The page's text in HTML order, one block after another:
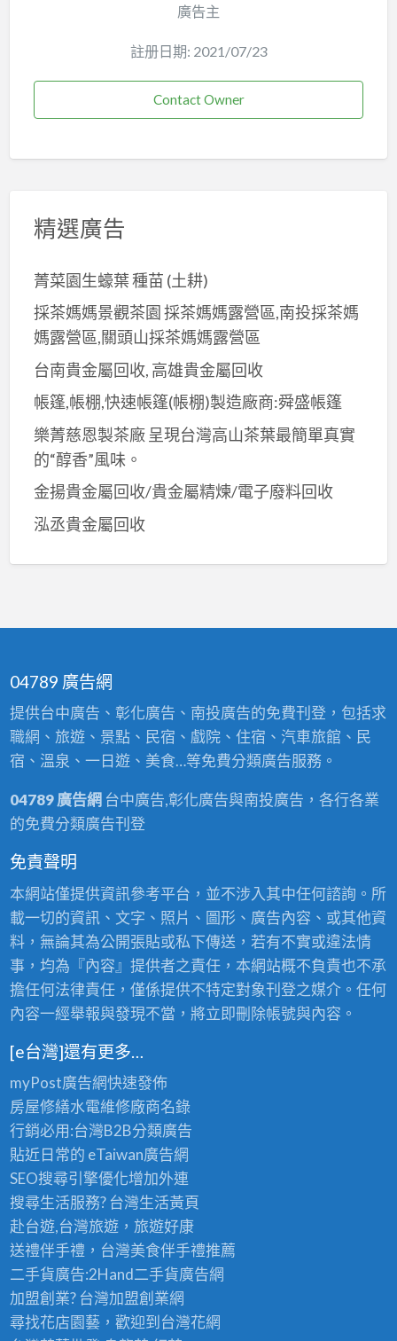
廣告主
註册日期: 2021/07/23
Contact Owner
精選廣告
菁菜園生蠔葉 種苗 (土耕)
採茶媽媽景觀茶園 採茶媽媽露營區,南投採茶媽
媽露營區,關頭山採茶媽媽露營區
台南貴金屬回收, 高雄貴金屬回收
帳篷,帳棚,快速帳篷(帳棚)製造廠商:舜盛帳篷
樂菁慈恩製茶廠 呈現台灣高山茶葉最簡單真實
的“醇香”風味。
金揚貴金屬回收/貴金屬精煉/電子廢料回收
泓丞貴金屬回收
04789 廣告網
提供台中廣告、彰化廣告、南投廣告的免費刊登，包括求
職網、旅遊、景點、民宿、戲院、住宿、汽車旅館、民
宿、溫泉、一日遊、美食…等免費分類廣告服務。
04789 廣告網 台中廣告,彰化廣告與南投廣告，各行各業
的免費分類廣告刊登
免責聲明
本網站僅提供資訊參考平台，並不涉入其中任何諮詢。所
載一切的資訊、文字、照片、圖形、廣告內容、或其他資
料，無論其為公開張貼或私下傳送，若有不實或違法情
事，均為『內容』提供者之責任，本網站概不負責也不承
擔任何法律責任，僅係提供不特定對象刊登之媒介。任何
內容一經舉報與發現不當，將立即刪除帳號與內容。
[e台灣]還有更多…
myPost廣告網快速發佈
房屋修繕水電維修廠商名錄
行銷必用:台灣B2B分類廣告
貼近日常的 eTaiwan廣告網
SEO搜尋引擎優化增加外連
搜尋生活服務? 台灣生活黃頁
赴台遊,台灣旅遊，旅遊好康
送禮伴手禮，台灣美食伴手禮推薦
二手貨廣告:2Hand二手貨廣告網
加盟創業? 台灣加盟創業網
尋找花店園藝，歡迎到 台灣花網